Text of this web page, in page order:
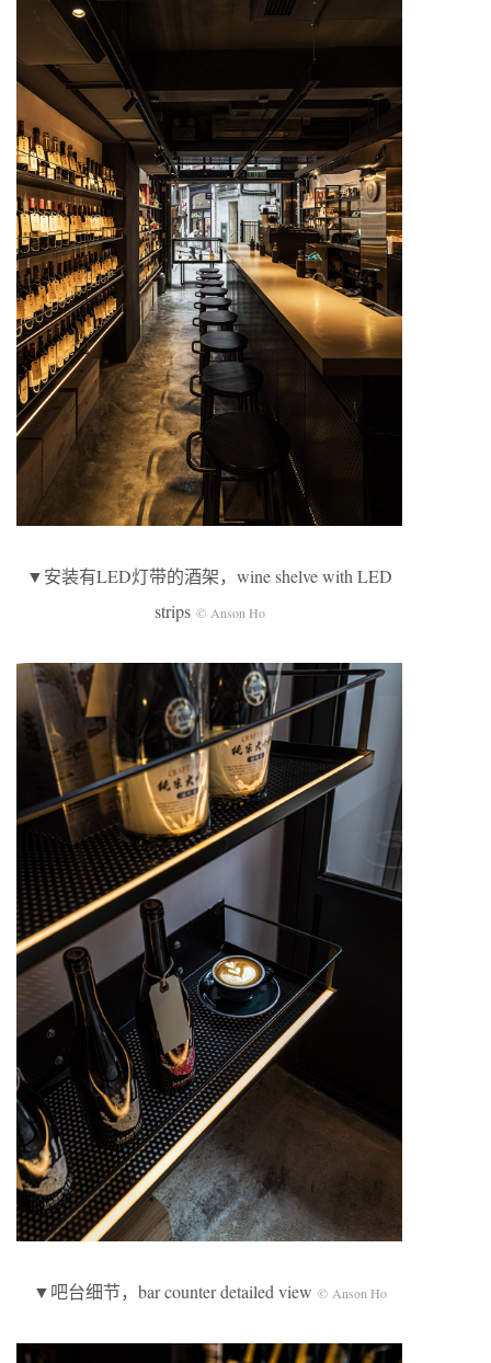
▼安装有LED灯带的酒架，wine shelve with LED
strips © Anson Ho
▼吧台细节，bar counter detailed view © Anson Ho